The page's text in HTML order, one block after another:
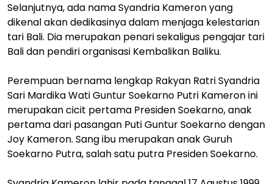
Selanjutnya, ada nama Syandria Kameron yang
dikenal akan dedikasinya dalam menjaga kelestarian
tari Bali. Dia merupakan penari sekaligus pengajar tari
Bali dan pendiri organisasi Kembalikan Baliku.
Perempuan bernama lengkap Rakyan Ratri Syandria
Sari Mardika Wati Guntur Soekarno Putri Kameron ini
merupakan cicit pertama Presiden Soekarno, anak
pertama dari pasangan Puti Guntur Soekarno dengan
Joy Kameron. Sang ibu merupakan anak Guruh
Soekarno Putra, salah satu putra Presiden Soekarno.